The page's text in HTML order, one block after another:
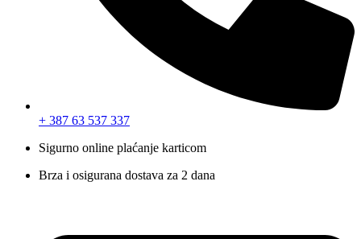
+ 387 63 537 337
Sigurno online plaćanje karticom
Brza i osigurana dostava za 2 dana